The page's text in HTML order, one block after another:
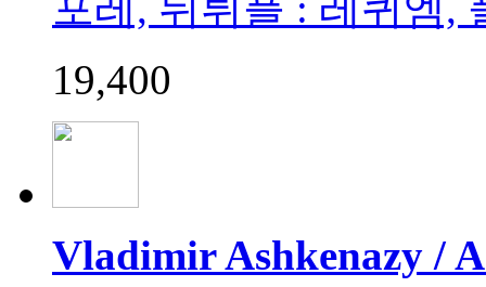
19,400
Vladimir Ashkenazy /